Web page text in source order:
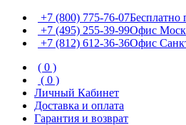
+7 (800) 775-76-07Бесплатно
+7 (495) 255-39-99Офис
+7 (812) 612-36-36Офис
( 0 )
( 0 )
Личный Кабинет
Доставка и оплата
Гарантия и возврат